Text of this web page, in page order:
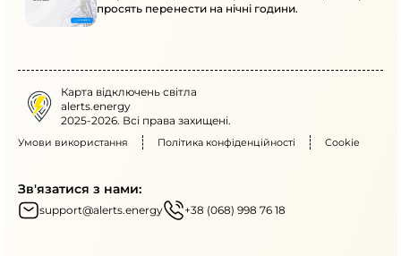
просять перенести на нічні години.
Карта відключень світла
alerts.energy
2025-2026. Всі права захищені.
Умови використання Політика конфіденційності Cookie
Зв'язатися з нами:
support@alerts.energy +38 (068) 998 76 18